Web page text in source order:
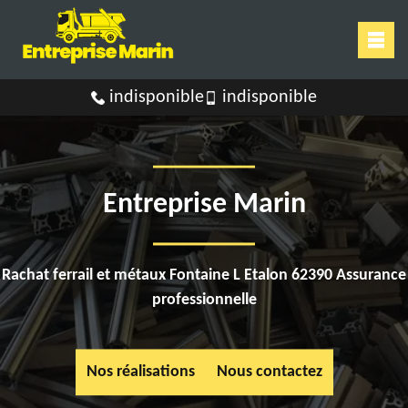
indisponible indisponible
Entreprise Marin
Rachat ferrail et métaux Fontaine L Etalon 62390 Assurance
professionnelle
Nos réalisations Nous contactez